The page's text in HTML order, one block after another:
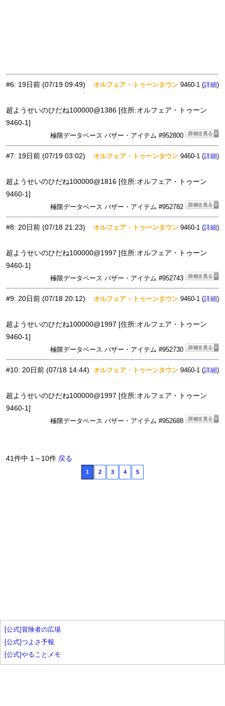
#6: 19日前 (07/19 09:49) オルフェア・トゥーンタウン 9460-1 (詳細)
超ようせいのひだね100000@1386 [住所:オルフェア・トゥーン
9460-1]
極限データベース バザー・アイテム #952800
#7: 19日前 (07/19 03:02) オルフェア・トゥーンタウン 9460-1 (詳細)
超ようせいのひだね100000@1816 [住所:オルフェア・トゥーン
9460-1]
極限データベース バザー・アイテム #952782
#8: 20日前 (07/18 21:23) オルフェア・トゥーンタウン 9460-1 (詳細)
超ようせいのひだね100000@1997 [住所:オルフェア・トゥーン
9460-1]
極限データベース バザー・アイテム #952743
#9: 20日前 (07/18 20:12) オルフェア・トゥーンタウン 9460-1 (詳細)
超ようせいのひだね100000@1997 [住所:オルフェア・トゥーン
9460-1]
極限データベース バザー・アイテム #952730
#10: 20日前 (07/18 14:44) オルフェア・トゥーンタウン 9460-1 (詳細)
超ようせいのひだね100000@1997 [住所:オルフェア・トゥーン
9460-1]
極限データベース バザー・アイテム #952688
41件中 1～10件 戻る
1 2 3 4 5
[公式]冒険者の広場
[公式]つよさ予報
[公式]やることメモ